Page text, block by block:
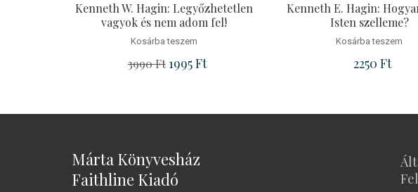
Kenneth W. Hagin: Legyőzhetetlen
vagyok és nem adom fel!
Kosárba teszem
3990Ft Original price was: 3990 Ft.
1995FtCurrent price is: 1995 Ft.
Kenneth E. Hagin:
Isten szelleme?
Kosárba teszem
2250Ft
Márta Könyvesház
Faithline Kiadó